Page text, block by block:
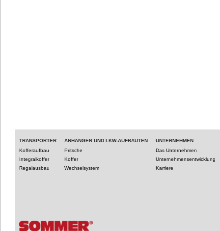
TRANSPORTER
Kofferaufbau
Integralkoffer
Regalausbau
ANHÄNGER UND LKW-AUFBAUTEN
Pritsche
Koffer
Wechselsystem
UNTERNEHMEN
Das Unternehmen
Unternehmensentwicklung
Karriere